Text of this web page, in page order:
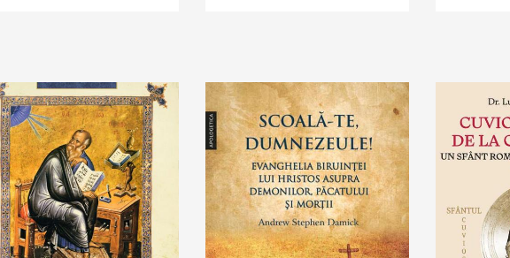
Adaugă în coș Wishlist Adaugă în coș Wishlist